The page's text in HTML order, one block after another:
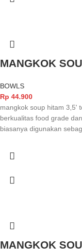
MANGKOK
BOWLS
Rp 44.900
mangkok soup hitam 3,5'
berkualitas food grade
biasanya digunakan
MANGKOK